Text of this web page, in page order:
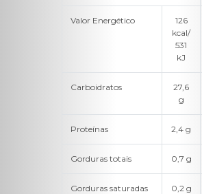
Valor Energético
126
kcal/
531
kJ
Carboidratos
27,6
g
Proteínas 2,4 g
Gorduras totais 0,7 g
Gorduras saturadas 0,2 g